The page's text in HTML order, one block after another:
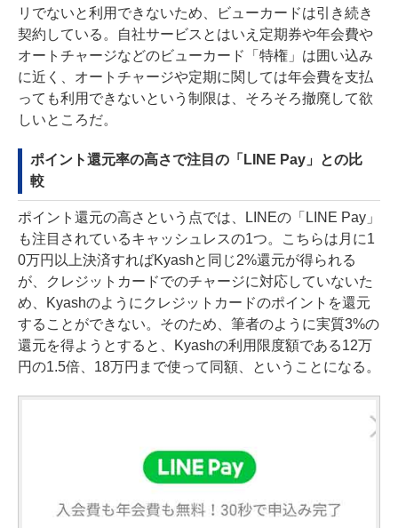
リでないと利用できないため、ビューカードは引き続き
契約している。自社サービスとはいえ定期券や年会費や
オートチャージなどのビューカード「特権」は囲い込み
に近く、オートチャージや定期に関しては年会費を支払
っても利用できないという制限は、そろそろ撤廃して欲
しいところだ。
ポイント還元率の高さで注目の「LINE Pay」との比
較
ポイント還元の高さという点では、LINEの「LINE Pay」
も注目されているキャッシュレスの1つ。こちらは月に1
0万円以上決済すればKyashと同じ2%還元が得られる
が、クレジットカードでのチャージに対応していないた
め、Kyashのようにクレジットカードのポイントを還元
することができない。そのため、筆者のように実質3%の
還元を得ようとすると、Kyashの利用限度額である12万
円の1.5倍、18万円まで使って同額、ということになる。